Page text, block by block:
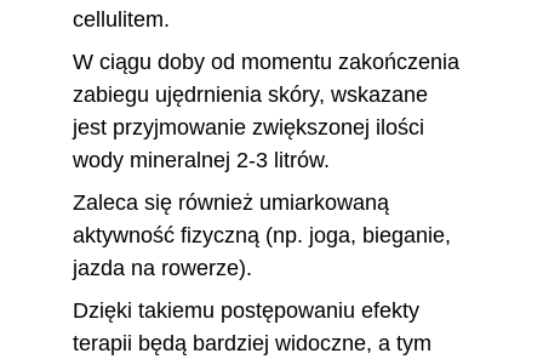
cellulitem.
W ciągu doby od momentu zakończenia
zabiegu ujędrnienia skóry, wskazane
jest przyjmowanie zwiększonej ilości
wody mineralnej 2-3 litrów.
Zaleca się również umiarkowaną
aktywność fizyczną (np. joga, bieganie,
jazda na rowerze).
Dzięki takiemu postępowaniu efekty
terapii będą bardziej widoczne, a tym